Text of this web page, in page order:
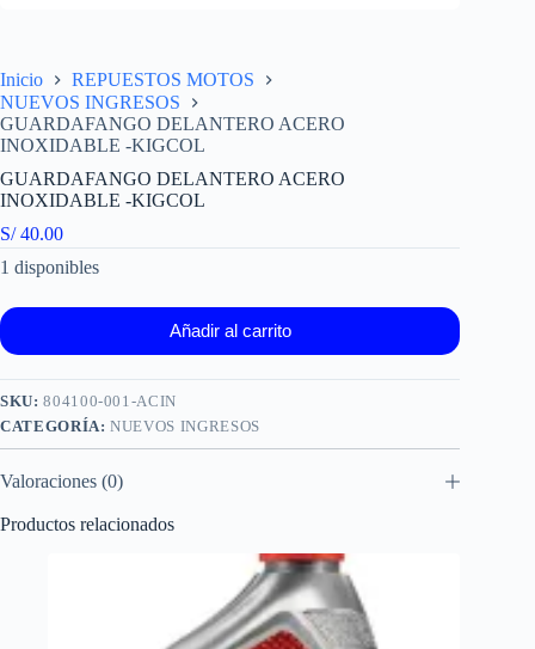
Inicio
REPUESTOS MOTOS
NUEVOS INGRESOS
GUARDAFANGO DELANTERO ACERO
INOXIDABLE -KIGCOL
GUARDAFANGO DELANTERO ACERO
INOXIDABLE -KIGCOL
S/40.00
1 disponibles
Añadir al carrito
SKU:804100-001-ACIN
CATEGORÍA:NUEVOS INGRESOS
Valoraciones (0)
Productos relacionados